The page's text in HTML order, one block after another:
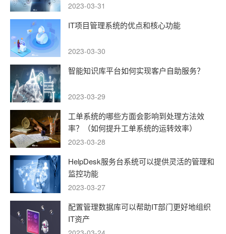
2023-03-31
IT项目管理系统的优点和核心功能
2023-03-30
智能知识库平台如何实现客户自助服务？
2023-03-29
工单系统的哪些方面会影响到处理方法效
率？（如何提升工单系统的运转效率）
2023-03-28
HelpDesk服务台系统可以提供灵活的管理和
监控功能
2023-03-27
配置管理数据库可以帮助IT部门更好地组织
IT资产